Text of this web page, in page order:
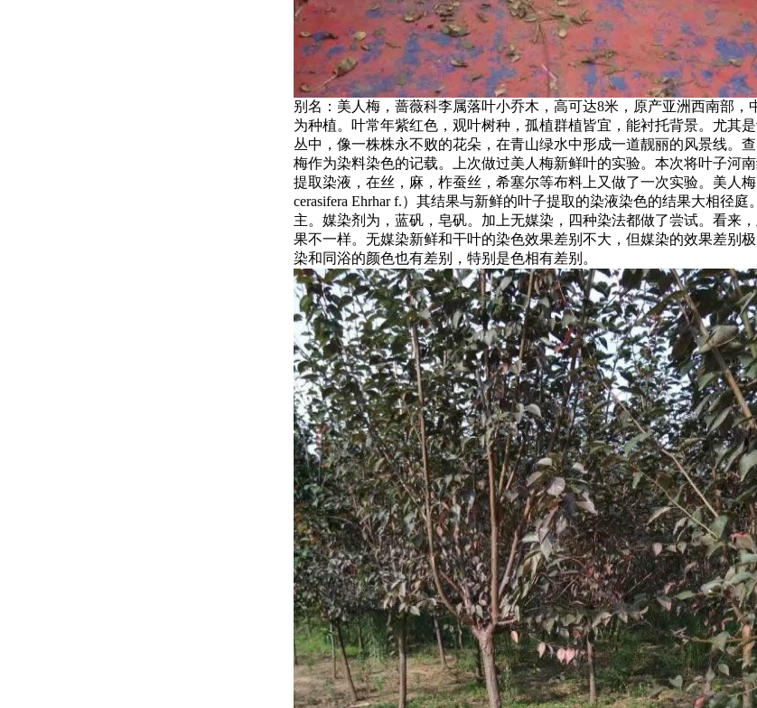
别名：美人梅，蔷薇科李属落叶小乔木，高可达8米，原产亚洲西南部，
为种植。叶常年紫红色，观叶树种，孤植群植皆宜，能衬托背景。尤其
丛中，像一株株永不败的花朵，在青山绿水中形成一道靓丽的风景线。
梅作为染料染色的记载。上次做过美人梅新鲜叶的实验。本次将叶子河
提取染液，在丝，麻，柞蚕丝，希塞尔等布料上又做了一次实验。美人梅
cerasifera Ehrhar f.）其结果与新鲜的叶子提取的染液染色的结果大相径
主。媒染剂为，蓝矾，皂矾。加上无媒染，四种染法都做了尝试。看来
果不一样。无媒染新鲜和干叶的染色效果差别不大，但媒染的效果差别
染和同浴的颜色也有差别，特别是色相有差别。